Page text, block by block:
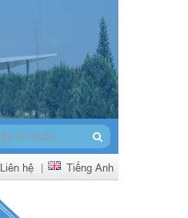
Liên hệ | Tiếng Anh